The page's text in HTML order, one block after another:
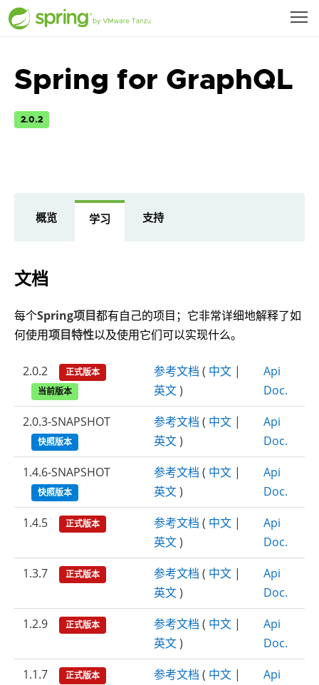
Spring for GraphQL
2.0.2
概览 学习 支持
文档
每个Spring项目都有自己的项目；它非常详细地解释了如
何使用项目特性以及使用它们可以实现什么。
2.0.2
正式版本
当前版本
参考文档 ( 中文 |
英文)
Api
Doc.
2.0.3-SNAPSHOT
快照版本
参考文档 ( 中文 |
英文)
Api
Doc.
1.4.6-SNAPSHOT
快照版本
参考文档 ( 中文 |
英文)
Api
Doc.
1.4.5
正式版本 参考文档 ( 中文 |
英文)
Api
Doc.
1.3.7
正式版本 参考文档 ( 中文 |
英文)
Api
Doc.
1.2.9
正式版本 参考文档 ( 中文 |
英文)
Api
Doc.
1.1.7
正式版本 参考文档 ( 中文 |
Api